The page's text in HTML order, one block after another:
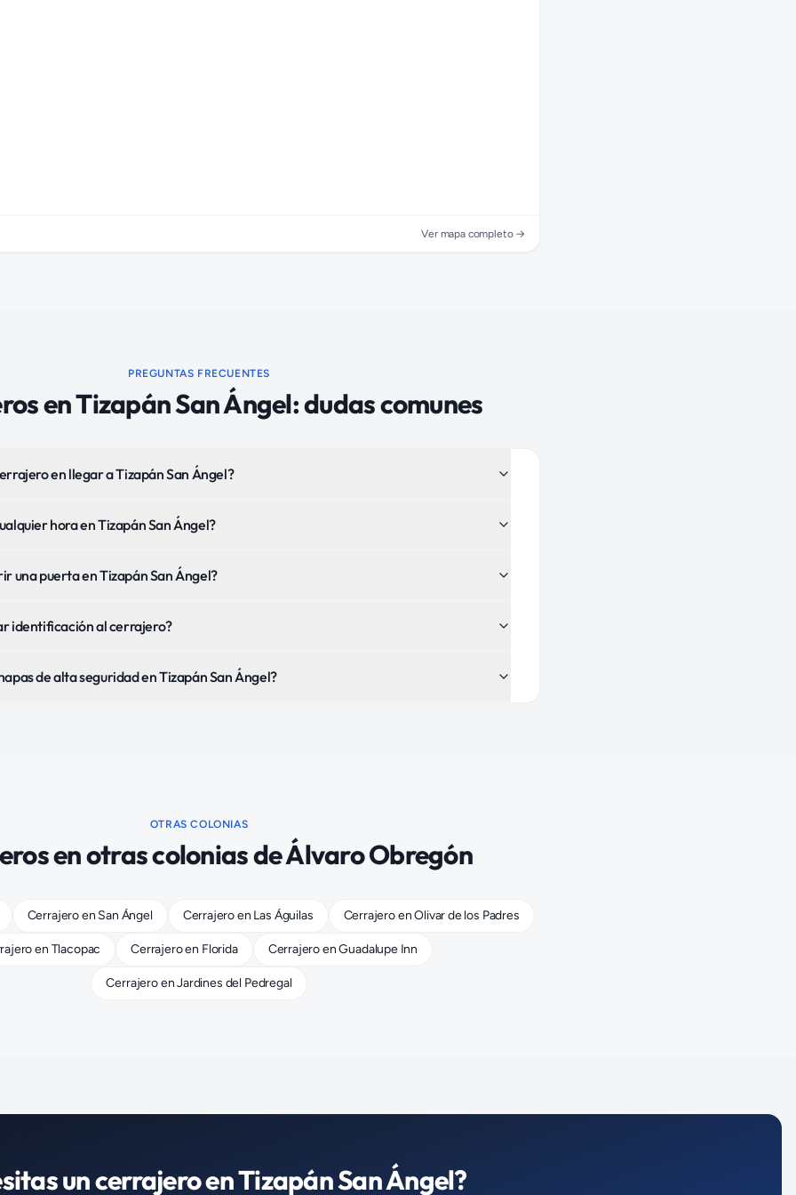
Ver mapa completo →
PREGUNTAS FRECUENTES
enTizapán San Ángel: dudas comunes
en llegar a Tizapán San Ángel?
hora en Tizapán San Ángel?
una puerta en Tizapán San Ángel?
identificación al cerrajero?
de alta seguridad en Tizapán San Ángel?
OTRAS COLONIAS
en otras colonias deÁlvaro Obregón
Cerrajeroen San Ángel Cerrajeroen Las Águilas CerrajeroenOlivar de los Padres
en Tlacopac Cerrajeroen Florida CerrajeroenGuadalupe Inn
CerrajeroenJardines del Pedregal
uncerrajeroenTizapán San Ángel?